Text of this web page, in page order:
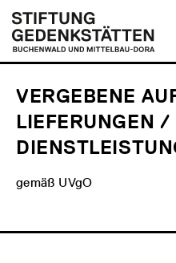
zum
Inhalt
Stiftung
Gedenkstätten
Buchenwald
und
Mittelbau-
VERGEBENE
LIEFERUNGEN /
gemäß UVgO